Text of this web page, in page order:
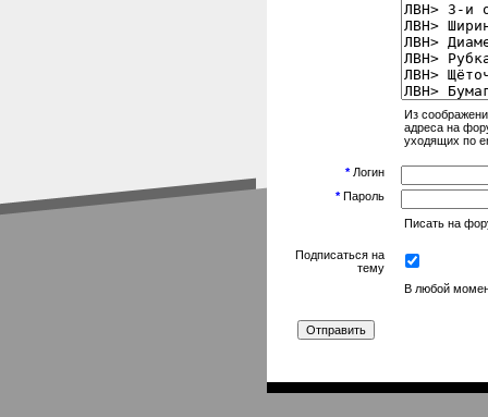
Из
адреса на
уходящих по
*Логин
*Пароль
Писать на
Подписаться на
тему
В любой